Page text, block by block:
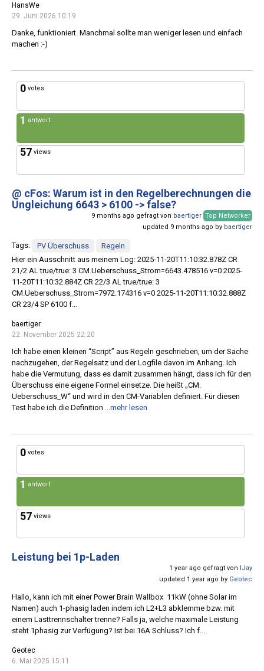
HansWe
29. Juni 2026 10:19
Danke, funktioniert. Manchmal sollte man weniger lesen und einfach
machen :-)
0 votes
1 antwort
57 views
@ cFos: Warum ist in den Regelberechnungen die
Ungleichung 6643 > 6100 -> false?
9 months ago gefragt von baertiger Top Networker
updated 9 months ago by baertiger
Tags: PV Überschuss
Regeln
Hier ein Ausschnitt aus meinem Log: 2025-11-20T11:10:32.878Z CR
21/2 AL true/true: 3 CM.Ueberschuss_Strom=6643.478516 v=0 2025-
11-20T11:10:32.884Z CR 22/3 AL true/true: 3
CM.Ueberschuss_Strom=7972.174316 v=0 2025-11-20T11:10:32.888Z
CR 23/4 SP 6100 f...
baertiger
22. November 2025 22:20
Ich habe einen kleinen “Script” aus Regeln geschrieben, um der Sache
nachzugehen, der Regelsatz und der Logfile davon im Anhang. Ich
habe die Vermutung, dass es damit zusammen hängt, dass ich für den
Überschuss eine eigene Formel einsetze. Die heißt „CM.
Ueberschuss_W“ und wird in den CM-Variablen definiert. Für diesen
Test habe ich die Definition ...mehr lesen
0 votes
1 antwort
57 views
Leistung bei 1p-Laden
1 year ago gefragt von
lJay
updated 1 year ago by Geotec
Hallo, kann ich mit einer Power Brain Wallbox 11kW (ohne Solar im
Namen) auch 1-phasig laden indem ich L2+L3 abklemme bzw. mit
einem Lasttrennschalter trenne? Falls ja, welche maximale Leistung
steht 1phasig zur Verfügung? Ist bei 16A Schluss? Ich f...
Geotec
6. Mai 2025 15:11